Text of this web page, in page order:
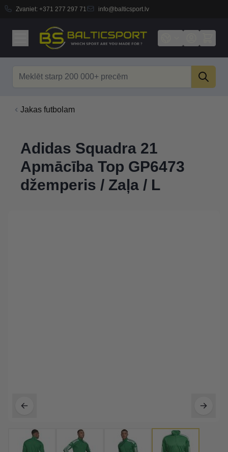
Zvaniet: +371 277 297 71 info@balticsport.lv
Jakas futbolam
Adidas Squadra 21
Apmācība Top GP6473
džemperis / Zaļa / L